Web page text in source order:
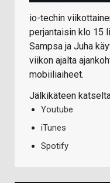
io-techin
perjantaisin klo 15
Sampsa ja Juha
viikon ajalta
mobiiliaiheet.
Jälkikäteen
Youtube
iTunes
Spotify